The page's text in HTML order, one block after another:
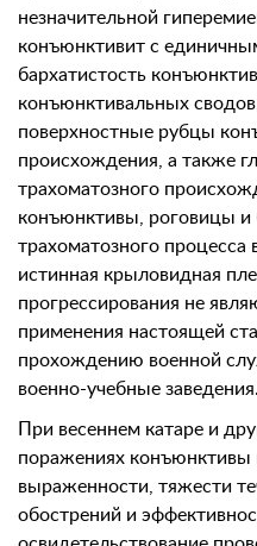
незначительной
конъюнктивит с
бархатистость
конъюнктивальных
поверхностные рубцы
происхождения, а также
трахоматозного
конъюнктивы, роговицы и
трахоматозного процесса
истинная крыловидная
прогрессирования не
применения настоящей
прохождению военной
военно-учебные заведения.
При весеннем катаре и
поражениях конъюнктивы
выраженности, тяжести
обострений и